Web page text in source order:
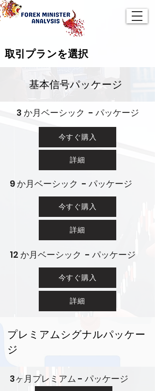
取引プランを選択
基本信号パッケージ
3 か月ベーシック - パッケージ
今すぐ購入
詳細
9 か月ベーシック - パッケージ
今すぐ購入
詳細
12 か月ベーシック - パッケージ
今すぐ購入
詳細
プレミアムシグナルパッケー
ジ
3ヶ月プレミアム - パッケージ